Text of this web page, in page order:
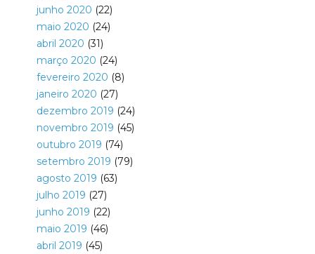
junho 2020 (22)
maio 2020 (24)
abril 2020 (31)
março 2020 (24)
fevereiro 2020 (8)
janeiro 2020 (27)
dezembro 2019 (24)
novembro 2019 (45)
outubro 2019 (74)
setembro 2019 (79)
agosto 2019 (63)
julho 2019 (27)
junho 2019 (22)
maio 2019 (46)
abril 2019 (45)